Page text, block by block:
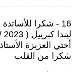
16 - شكرا للأساتذة الكرام
ليندا كبرييل ( 2023 / 3 / 13 - 04:41 )
أختي العزيزة
شكرا من القلب